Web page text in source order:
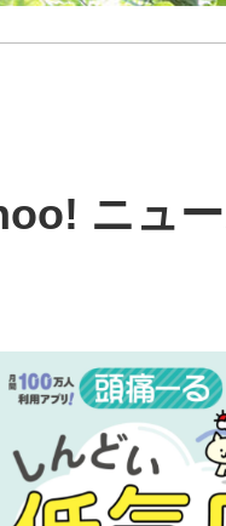
ニュ